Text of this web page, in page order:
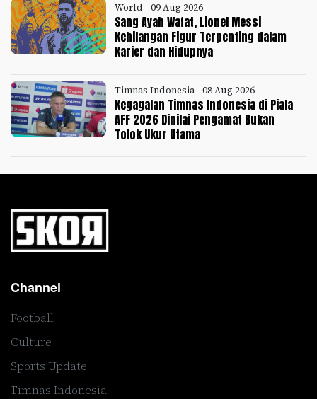
World - 09 Aug 2026
Sang Ayah Wafat, Lionel Messi
Kehilangan Figur Terpenting dalam
Karier dan Hidupnya
Timnas Indonesia - 08 Aug 2026
Kegagalan Timnas Indonesia di Piala
AFF 2026 Dinilai Pengamat Bukan
Tolok Ukur Utama
Channel
Football
Culture
Sports Update
Timnas Indonesia